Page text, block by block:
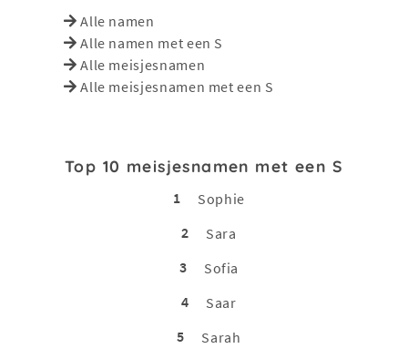
Alle namen
Alle namen met een S
Alle meisjesnamen
Alle meisjesnamen met een S
Top 10 meisjesnamen met een S
1
Sophie
2
Sara
3
Sofia
4
Saar
5
Sarah